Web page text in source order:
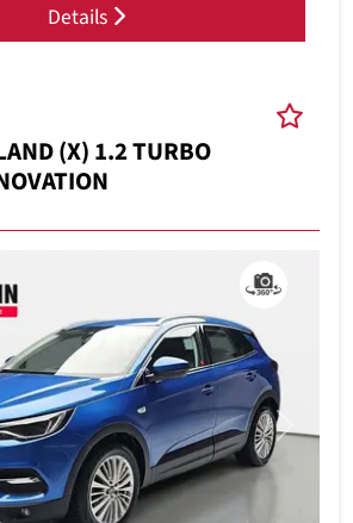
Details
(X) 1.2 TURBO
Next